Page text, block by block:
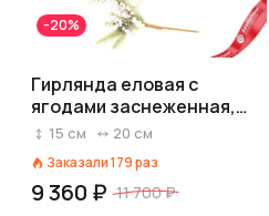
-20%
Гирлянда еловая с
ягодами заснеженная,
183см, зеленый/белый
15 см 20 см
Заказали179раз
9 360 ₽ 11 700 ₽